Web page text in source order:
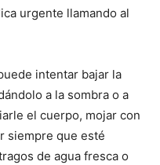
urgente llamando al
intentar bajar la
a la sombra o a
el cuerpo, mojar con
siempre que esté
de agua fresca o